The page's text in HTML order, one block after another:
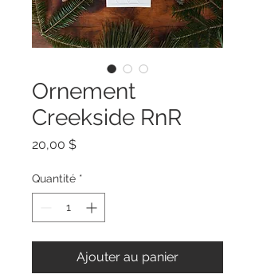
Ornement
Creekside RnR
20,00 $Prix
Quantité *
Ajouter au panier